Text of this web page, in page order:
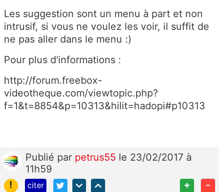
Les suggestion sont un menu à part et non
intrusif, si vous ne voulez les voir, il suffit de
ne pas aller dans le menu :)
Pour plus d'informations :
http://forum.freebox-
videotheque.com/viewtopic.php?
f=1&t=8854&p=10313&hilit=hadopi#p10313
Publié par petrus55 le 23/02/2017 à
11h59
!
citer + -